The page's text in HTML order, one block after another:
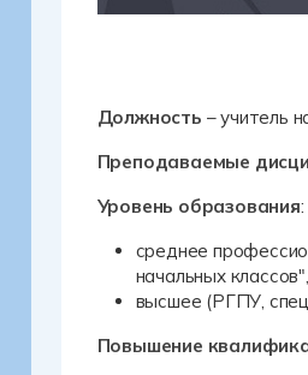
Должность – учитель
Преподаваемые
Уровень образования:
среднее
начальных
высшее (РГПУ,
Повышение